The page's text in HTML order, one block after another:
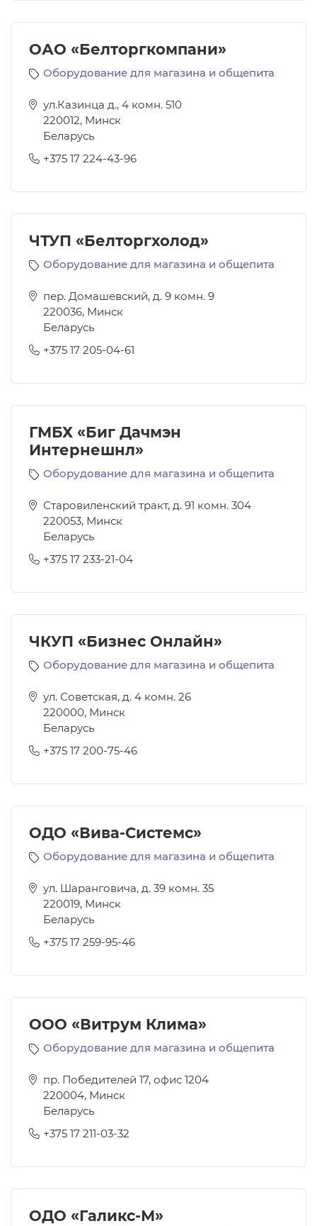
ОАО «Белторгкомпани»
Оборудование для магазина и общепита
ул.Казинца д., 4 комн. 510
220012, Минск
Беларусь
+375 17 224-43-96
ЧТУП «Белторгхолод»
Оборудование для магазина и общепита
пер. Домашевский, д. 9 комн. 9
220036, Минск
Беларусь
+375 17 205-04-61
ГМБХ «Биг Дачмэн
Интернешнл»
Оборудование для магазина и общепита
Старовиленский тракт, д. 91 комн. 304
220053, Минск
Беларусь
+375 17 233-21-04
ЧКУП «Бизнес Онлайн»
Оборудование для магазина и общепита
ул. Советская, д. 4 комн. 26
220000, Минск
Беларусь
+375 17 200-75-46
ОДО «Вива-Системс»
Оборудование для магазина и общепита
ул. Шаранговича, д. 39 комн. 35
220019, Минск
Беларусь
+375 17 259-95-46
ООО «Витрум Клима»
Оборудование для магазина и общепита
пр. Победителей 17, офис 1204
220004, Минск
Беларусь
+375 17 211-03-32
ОДО «Галикс-М»